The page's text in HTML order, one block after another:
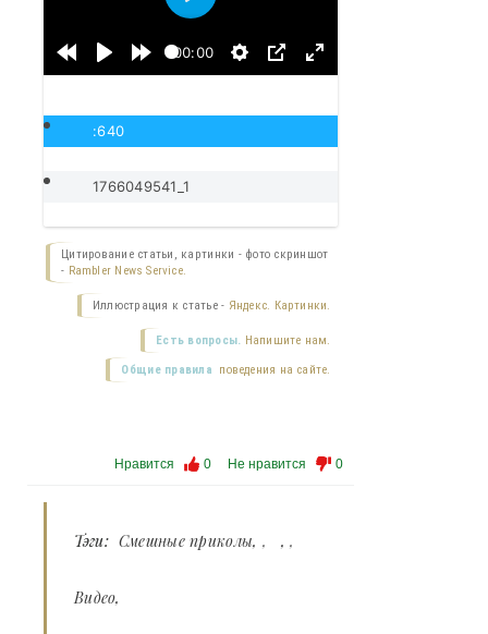
00:00
Воспроизвести
:640
1766049541_1
Цитирование статьи, картинки - фото скриншот
- Rambler News Service.
Иллюстрация к статье - Яндекс. Картинки.
Есть вопросы. Напишите нам.
Общие правила поведения на сайте.
Нравится 0 Не нравится 0
Тэги: Смешные приколы , ,
Видео